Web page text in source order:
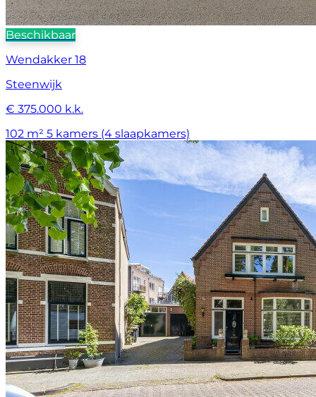
Beschikbaar
Wendakker 18
Steenwijk
€ 375.000 k.k.
102 m² 5 kamers (4 slaapkamers)